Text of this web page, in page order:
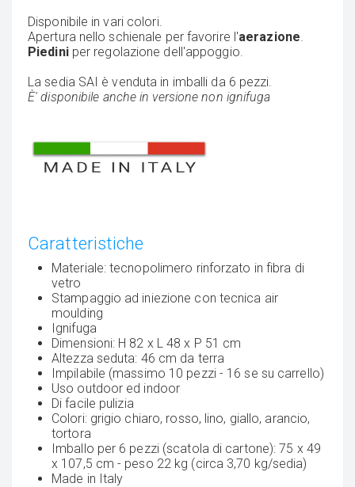
Disponibile in vari colori.
Apertura nello schienale per favorire l'aerazione
Piedini per regolazione dell'appoggio.
La sedia SAI è venduta in imballi da 6 pezzi.
È' disponibile anche in versione non ignifuga
Caratteristiche
Materiale: tecnopolimero rinforzato in fibra di
vetro
Stampaggio ad iniezione con tecnica air
moulding
Ignifuga
Dimensioni: H 82 x L 48 x P 51 cm
Altezza seduta: 46 cm da terra
Impilabile (massimo 10 pezzi - 16 se su carrello)
Uso outdoor ed indoor
Di facile pulizia
Colori: grigio chiaro, rosso, lino, giallo, arancio,
tortora
Imballo per 6 pezzi (scatola di cartone): 75 x 49
x 107,5 cm - peso 22 kg (circa 3,70 kg/sedia)
Made in Italy